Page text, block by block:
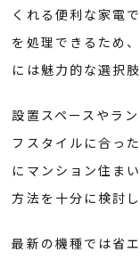
くれる便利な家電
を処理できるため
には魅力的な選択肢
設置スペースやラ
フスタイルに合っ
にマンション住ま
方法を十分に検討し
最新の機種では省